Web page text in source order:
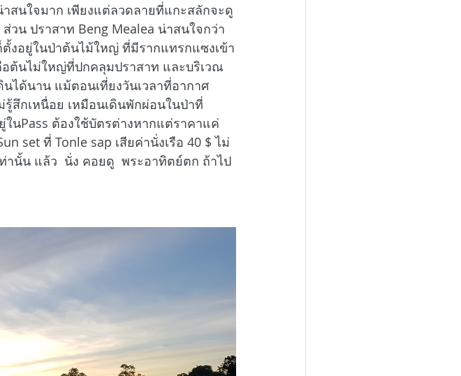
สนใจมาก เพียงแต่ลวดลายที่แกะสลักจะดู
น ปราสาท Beng Mealea น่าสนใจกว่า
งอยู่ในป่าต้นไม้ใหญ่ ที่มีรากแทรกแซงเข้า
ต้นไม่ใหญ่ที่ปกคลุมปราสาท และบริเวณ
ได้นาน แม้ตอนเที่ยงวันเวลาที่อากาศ
สึกเหนื่อย เหมือนเดินพักผ่อนในป่าที่
ในPass ต้องใช้บัตรต่างหากแต่ราคาแค่
set ที่ Tonle sap เสียค่านั่งเรือ 40 $ ไม่
านั้น แล้ว  นั่ง คอยดู  พระอาทิตย์ตก ถ้าไป